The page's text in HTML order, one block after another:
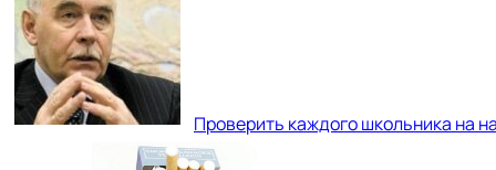
Проверить каждого школьника на